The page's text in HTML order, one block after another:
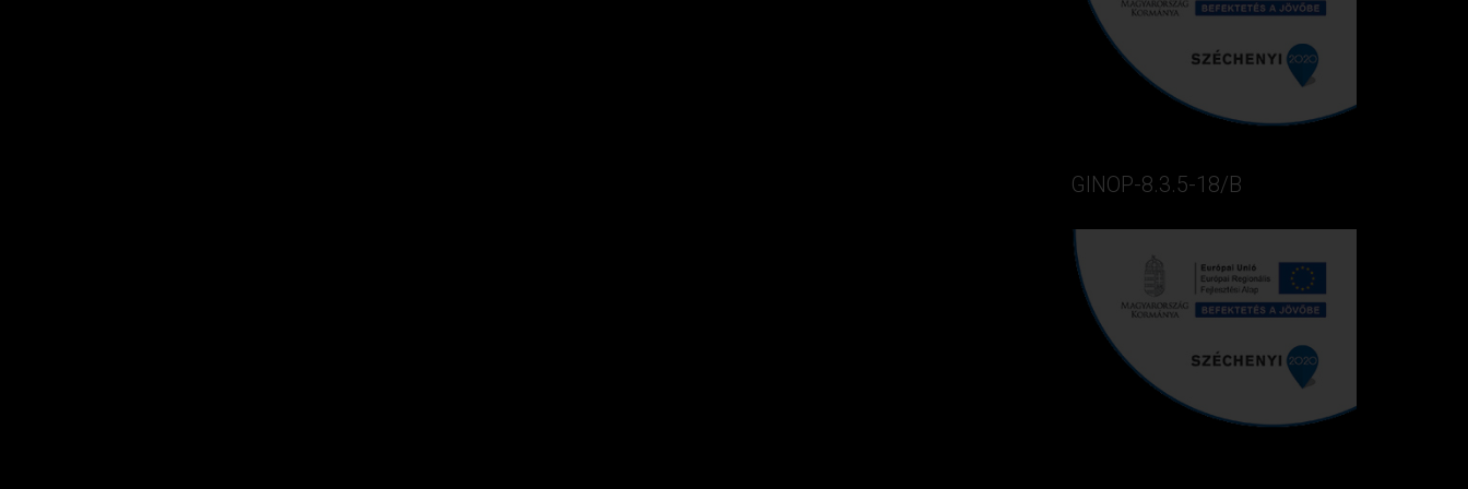
GINOP-8.3.5-18/B